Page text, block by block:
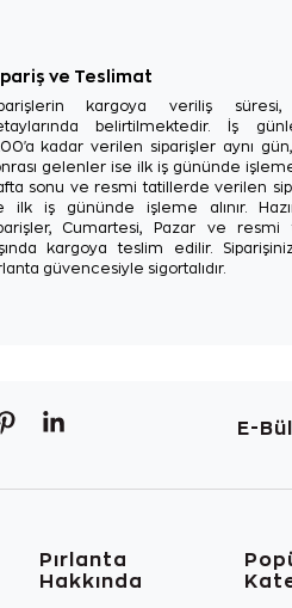
ve Teslimat
kargoya veriliş
belirtilmektedir. İş
kadar verilen siparişler aynı
gelenler ise ilk iş gününde işleme
sonu ve resmi tatillerde verilen
ilk iş gününde işleme alınır.
Cumartesi, Pazar ve resmi
kargoya teslim edilir.
güvencesiyle sigortalıdır.
E-
Pırlanta
Hakkında